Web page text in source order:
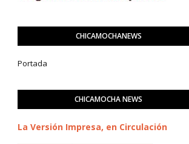
CHICAMOCHANEWS
Portada
CHICAMOCHA NEWS
La Versión Impresa, en Circulación